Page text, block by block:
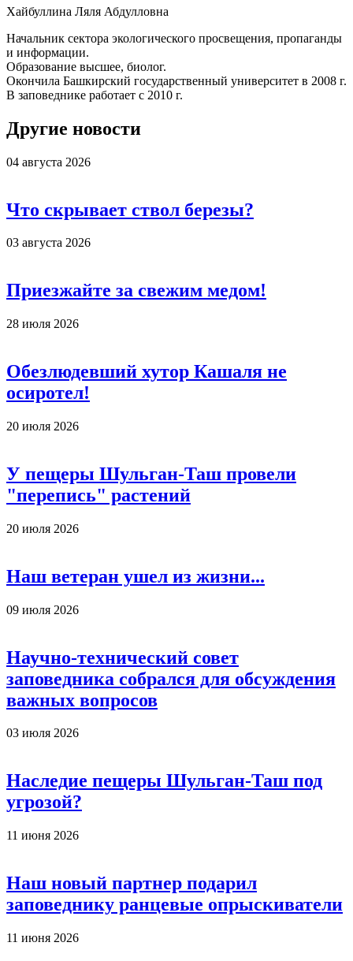
Хайбуллина Ляля Абдулловна
Начальник сектора экологического просвещения, пропаганды
и информации.
Образование высшее, биолог.
Окончила Башкирский государственный университет в 2008 г.
В заповеднике работает с 2010 г.
Другие новости
04 августа 2026
Что скрывает ствол березы?
03 августа 2026
Приезжайте за свежим медом!
28 июля 2026
Обезлюдевший хутор Кашаля не
осиротел!
20 июля 2026
У пещеры Шульган-Таш провели
"перепись" растений
20 июля 2026
Наш ветеран ушел из жизни...
09 июля 2026
Научно-технический совет
заповедника собрался для обсуждения
важных вопросов
03 июля 2026
Наследие пещеры Шульган-Таш под
угрозой?
11 июня 2026
Наш новый партнер подарил
заповеднику ранцевые опрыскиватели
11 июня 2026